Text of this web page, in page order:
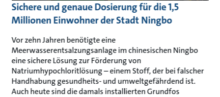
Sichere und genaue Dosierung für die 1,5
Millionen Einwohner der Stadt Ningbo
Vor zehn Jahren benötigte eine
Meerwasserentsalzungsanlage im chinesischen Ningbo
eine sichere Lösung zur Förderung von
Natriumhypochloritlösung – einem Stoff, der bei falscher
Handhabung gesundheits- und umweltgefährdend ist.
Auch heute sind die damals installierten Grundfos